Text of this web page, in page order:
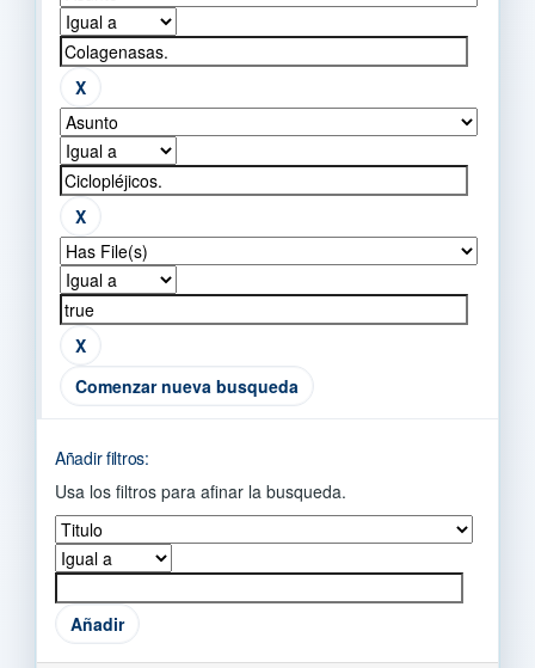
Comenzar nueva busqueda
Añadir filtros:
Usa los filtros para afinar la busqueda.